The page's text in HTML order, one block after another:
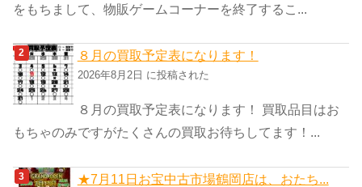
をもちまして、物販ゲームコーナーを終了するこ...
８月の買取予定表になります！
2026年8月2日 に投稿された
８月の買取予定表になります！ 買取品目はお
もちゃのみですがたくさんの買取お待ちしてます！...
★7月11日お宝中古市場鶴岡店は、おたち...